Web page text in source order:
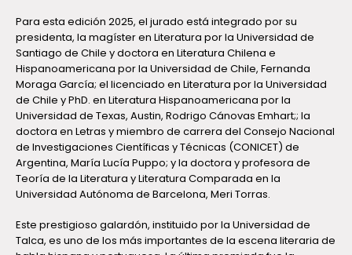
Para esta edición 2025, el jurado está integrado por su
presidenta, la magíster en Literatura por la Universidad de
Santiago de Chile y doctora en Literatura Chilena e
Hispanoamericana por la Universidad de Chile, Fernanda
Moraga García; el licenciado en Literatura por la Universidad
de Chile y PhD. en Literatura Hispanoamericana por la
Universidad de Texas, Austin, Rodrigo Cánovas Emhart;; la
doctora en Letras y miembro de carrera del Consejo Nacional
de Investigaciones Científicas y Técnicas (CONICET) de
Argentina, María Lucía Puppo; y la doctora y profesora de
Teoría de la Literatura y Literatura Comparada en la
Universidad Autónoma de Barcelona, Meri Torras.
Este prestigioso galardón, instituido por la Universidad de
Talca, es uno de los más importantes de la escena literaria de